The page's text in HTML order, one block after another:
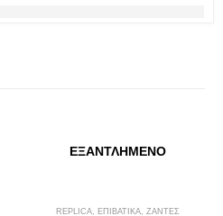
ΕΞΑΝΤΛΗΜΈΝΟ
REPLICA, ΕΠΙΒΑΤΙΚΑ, ΖΆΝΤΕΣ